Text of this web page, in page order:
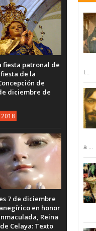
t...
a ...
fiesta patronal de
de la
de
diciembre de
2018
7 de diciembre
en honor
Reina
Celaya: Texto